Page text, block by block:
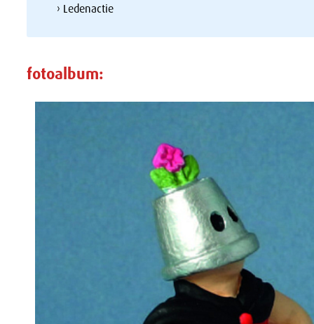
› Ledenactie
fotoalbum: